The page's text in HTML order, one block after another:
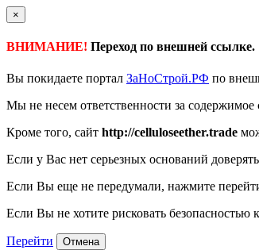
×
ВНИМАНИЕ! Переход по внешней ссылке.
Вы покидаете портал ЗаНоСтрой.РФ по
Мы не несем ответственности за содержимое
Кроме того, сайт http://celluloseether.trade
Если у Вас нет серьезных оснований
Если Вы еще не передумали, нажмите
Если Вы не хотите рисковать безопасностью
Перейти Отмена